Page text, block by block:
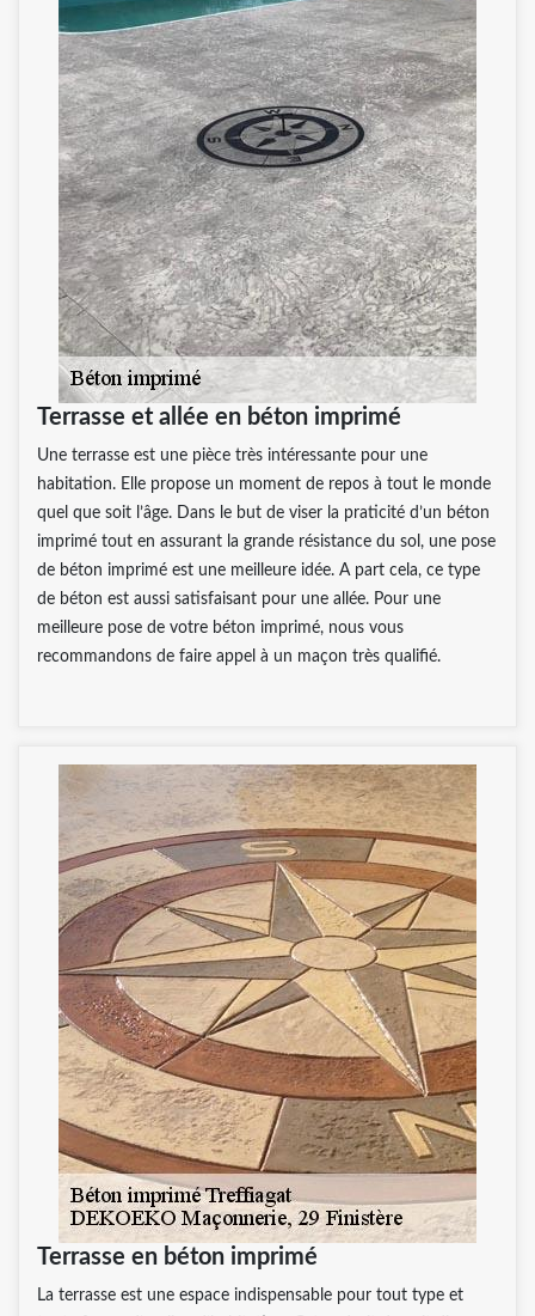
Terrasse et allée en béton imprimé
Une terrasse est une pièce très intéressante pour une
habitation. Elle propose un moment de repos à tout le monde
quel que soit l’âge. Dans le but de viser la praticité d’un béton
imprimé tout en assurant la grande résistance du sol, une pose
de béton imprimé est une meilleure idée. A part cela, ce type
de béton est aussi satisfaisant pour une allée. Pour une
meilleure pose de votre béton imprimé, nous vous
recommandons de faire appel à un maçon très qualifié.
Terrasse en béton imprimé
La terrasse est une espace indispensable pour tout type et